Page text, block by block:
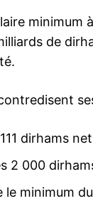
minimum
de
dirhams
2 000
minimum